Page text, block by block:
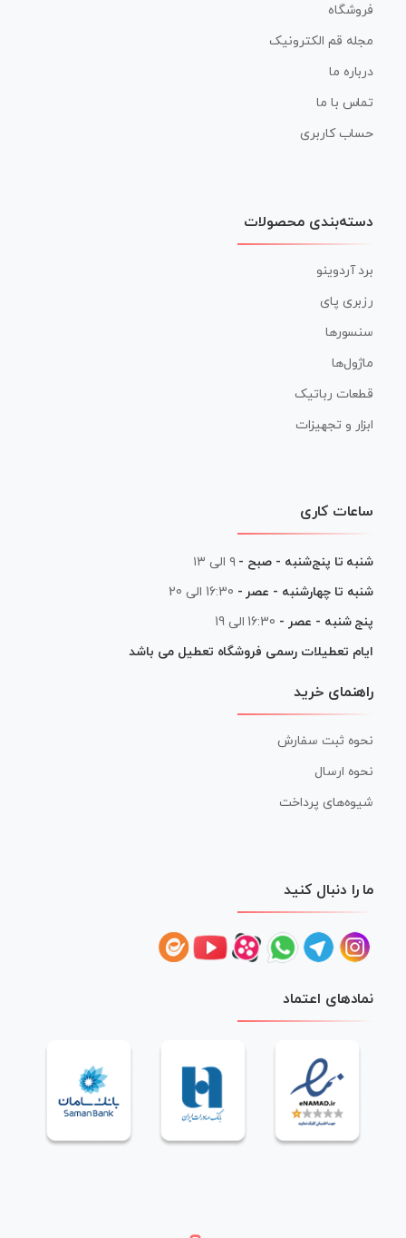
فروشگاه
مجله قم الکترونیک
درباره ما
تماس با ما
حساب کاربری
دسته‌بندی محصولات
برد آردوینو
رزبری پای
سنسورها
ماژول‌ها
قطعات رباتیک
ابزار و تجهیزات
ساعات کاری
شنبه تا پنج‌شنبه - صبح - ۹ الی ۱۳
شنبه تا چهارشنبه - عصر - 16:30 الی 20
پنج شنبه - عصر - 16:30 الی 19
ایام تعطیلات رسمی فروشگاه تعطیل می باشد
راهنمای خرید
نحوه ثبت سفارش
نحوه ارسال
شیوه‌های پرداخت
ما را دنبال کنید
نمادهای اعتماد